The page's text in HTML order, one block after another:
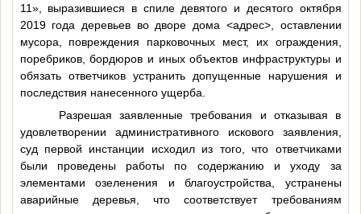
11», выразившиеся в спиле девятого и десятого октября
2019 года деревьев во дворе дома <адрес>, оставлении
мусора, повреждения парковочных мест, их ограждения,
поребриков, бордюров и иных объектов инфраструктуры и
обязать ответчиков устранить допущенные нарушения и
последствия нанесенного ущерба.
Разрешая заявленные требования и отказывая в
удовлетворении административного искового заявления,
суд первой инстанции исходил из того, что ответчиками
были проведены работы по содержанию и уходу за
элементами озеленения и благоустройства, устранены
аварийные деревья, что соответствует требованиям